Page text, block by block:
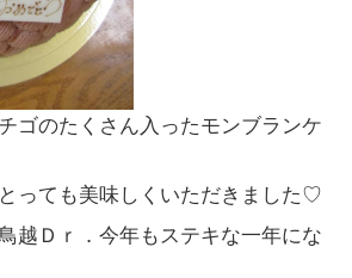
ゴのたくさん入ったモンブランケ
っても美味しくいただきました♡
越Ｄｒ．今年もステキな一年にな